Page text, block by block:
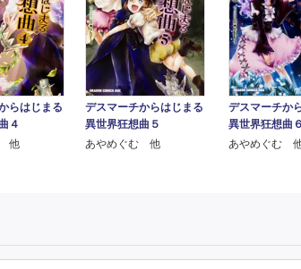
らはじまる
４
他
デスマーチからはじまる
異世界狂想曲５
あやめぐむ 他
デスマーチか
異世界狂想曲６
あやめぐむ